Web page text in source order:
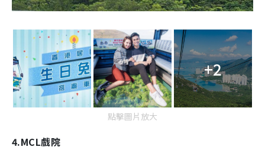
+2
點擊圖片放大
4.MCL戲院